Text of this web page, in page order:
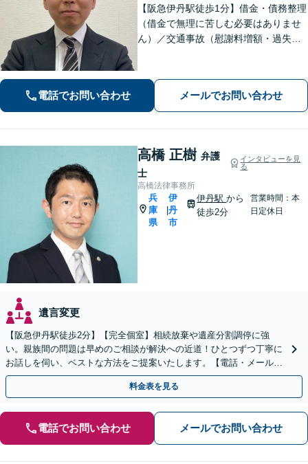
【阪急伊丹駅徒歩1分】借金・債務整理
（借金で無理に苦しむ必要はありませ
ん）／交通事故（慰謝料増額・過失割
／刑事事件（被害者側も対応）／相続
／離婚問題など。まずはお気軽にご相
談ください
電話でお問い合わせ メールでお問い合わせ
高橋 正樹 弁護
士
インタビューを見
る
高橋法律事務所
兵
庫
県
伊
丹
市
伊丹駅から
徒歩2分
営業時間：本
日定休日
遺言変更
【阪急伊丹駅徒歩2分】【完全個室】相続放棄や遺産分割調停に強
い。親族間の問題は早めのご相談が解決への近道！ひとつずつ丁寧に
お話しを伺い、ベストな方法をご提案いたします。【電話・メール相
談初回無料】【休日夜間対応可】【オンライン可能】
料金表を見る
電話でお問い合わせ メールでお問い合わせ